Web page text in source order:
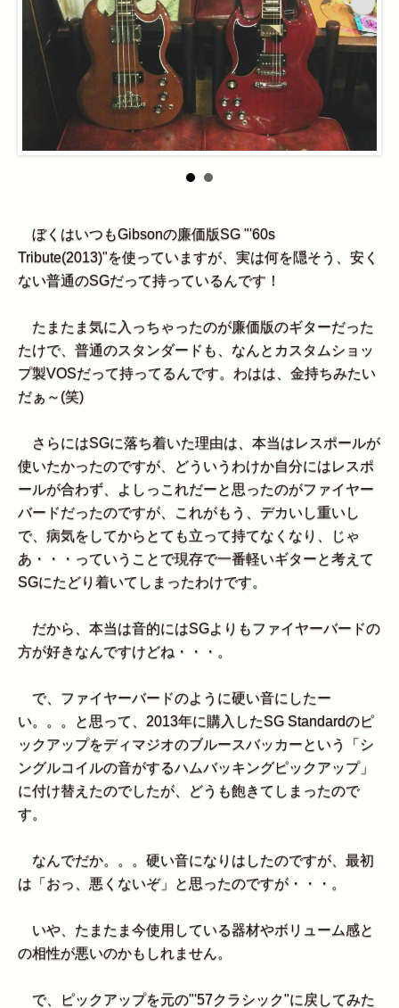
ぼくはいつもGibsonの廉価版SG "'60s
Tribute(2013)"を使っていますが、実は何を隠そう、安く
ない普通のSGだって持っているんです！
たまたま気に入っちゃったのが廉価版のギターだった
たけで、普通のスタンダードも、なんとカスタムショッ
プ製VOSだって持ってるんです。わはは、金持ちみたい
だぁ～(笑)
さらにはSGに落ち着いた理由は、本当はレスポールが
使いたかったのですが、どういうわけか自分にはレスポ
ールが合わず、よしっこれだーと思ったのがファイヤー
バードだったのですが、これがもう、デカいし重いし
で、病気をしてからとても立って持てなくなり、じゃ
あ・・・っていうことで現存で一番軽いギターと考えて
SGにたどり着いてしまったわけです。
だから、本当は音的にはSGよりもファイヤーバードの
方が好きなんですけどね・・・。
で、ファイヤーバードのように硬い音にしたー
い。。。と思って、2013年に購入したSG Standardのピ
ックアップをディマジオのブルースバッカーという「シ
ングルコイルの音がするハムバッキングピックアップ」
に付け替えたのでしたが、どうも飽きてしまったので
す。
なんでだか。。。硬い音になりはしたのですが、最初
は「おっ、悪くないぞ」と思ったのですが・・・。
いや、たまたま今使用している器材やボリューム感と
の相性が悪いのかもしれません。
で、ピックアップを元の"'57クラシック"に戻してみた